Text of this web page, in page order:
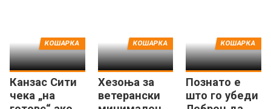
Канзас Сити
чека „на
КОШАРКА
Хезоња за
ветерански
КОШАРКА
Познато е
што го убеди
КОШАРКА